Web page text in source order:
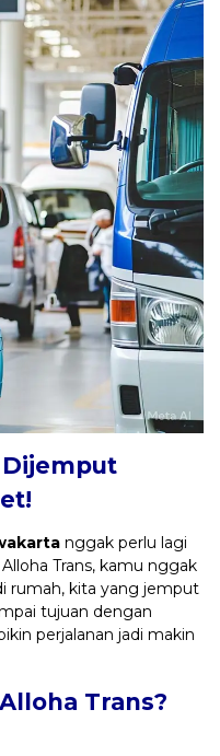
Dijemput
nggak perlu lagi
Trans, kamu nggak
rumah, kita yang jemput
tujuan dengan
perjalanan jadi makin
Trans?